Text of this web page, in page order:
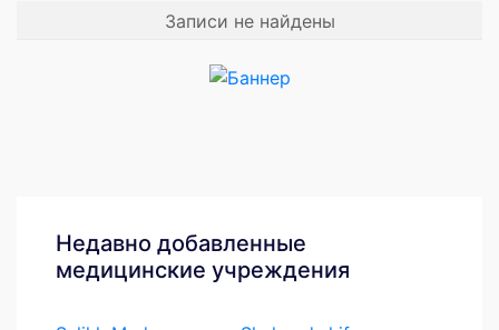
Записи не найдены
Недавно добавленные
медицинские учреждения